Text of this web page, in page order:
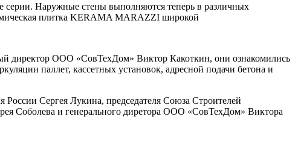
Наружные стены выполняются теперь в различных
плитка KERAMA MARAZZI широкой
директор ООО «СовТехДом» Виктор Какоткин, они ознакомились
паллет, кассетных установок, адресной подачи бетона и
России Сергея Лукина, председателя Союза Строителей
Соболева и генерального диретора ООО «СовТехДом» Виктора